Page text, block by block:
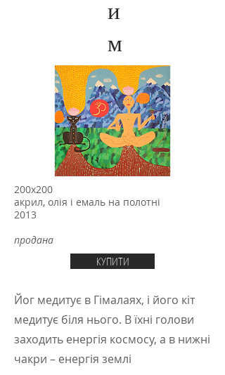
и
м
200х200
акрил, олія і емаль на полотні
2013
продана
КУПИТИ
Йог медитує в Гімалаях, і його кіт
медитує біля нього. В їхні голови
заходить енергія космосу, а в нижні
чакри – енергія землі